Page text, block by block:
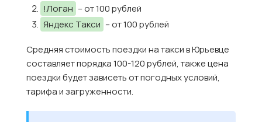
!Логан – от 100 рублей
Яндекс Такси – от 100 рублей
Средняя стоимость поездки на такси в Юрьевце
составляет порядка 100-120 рублей, также цена
поездки будет зависеть от погодных условий,
тарифа и загруженности.